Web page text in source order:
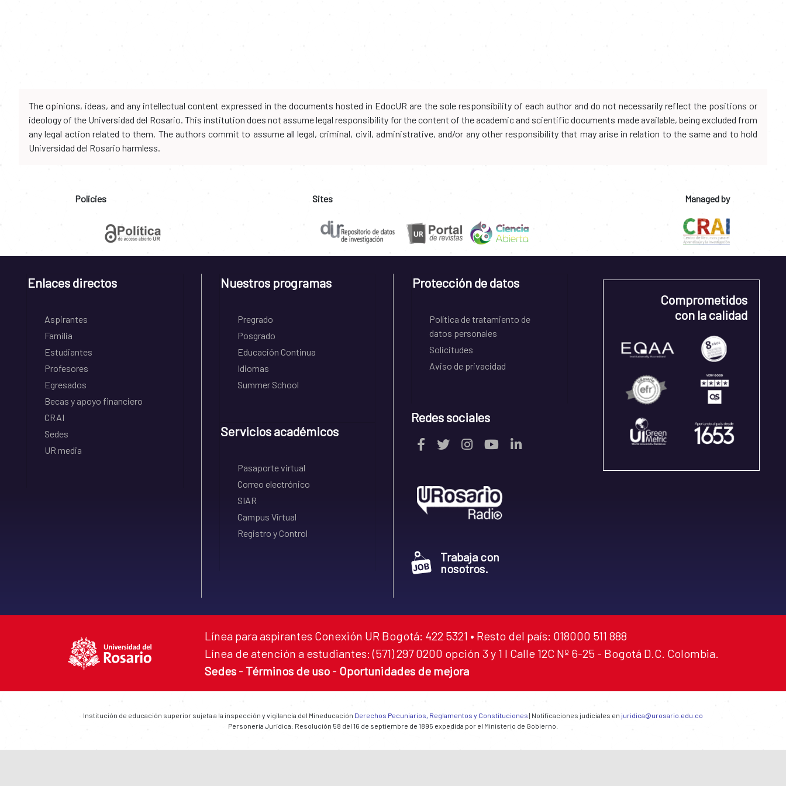
The opinions, ideas, and any intellectual content expressed in the documents hosted in EdocUR are the sole responsibility of each author and do not necessarily reflect the positions or
ideology of the Universidad del Rosario. This institution does not assume legal responsibility for the content of the academic and scientific documents made available, being excluded from
any legal action related to them. The authors commit to assume all legal, criminal, civil, administrative, and/or any other responsibility that may arise in relation to the same and to hold
Universidad del Rosario harmless.
Policies Sites Managed by
Enlaces directos
Aspirantes
Familia
Estudiantes
Profesores
Egresados
Becas y apoyo financiero
CRAI
Sedes
UR media
Nuestros programas
Pregrado
Posgrado
Educación Continua
Idiomas
Summer School
Servicios académicos
Pasaporte virtual
Correo electrónico
SIAR
Campus Virtual
Registro y Control
Protección de datos
Política de tratamiento de
datos personales
Solicitudes
Aviso de privacidad
Redes sociales
Trabaja con
nosotros.
Comprometidos
con la calidad
Línea para aspirantes Conexión UR Bogotá: 422 5321 • Resto del país: 018000 511 888
Línea de atención a estudiantes: (571) 297 0200 opción 3 y 1 I Calle 12C Nº 6-25 - Bogotá D.C. Colombia.
Sedes - Términos de uso - Oportunidades de mejora
Institución de educación superior sujeta a la inspección y vigilancia del Mineducación Derechos Pecuniarios, Reglamentos y Constituciones | Notificaciones judiciales en juridica@urosario.edu.co
Personería Jurídica: Resolución 58 del 16 de septiembre de 1895 expedida por el Ministerio de Gobierno.